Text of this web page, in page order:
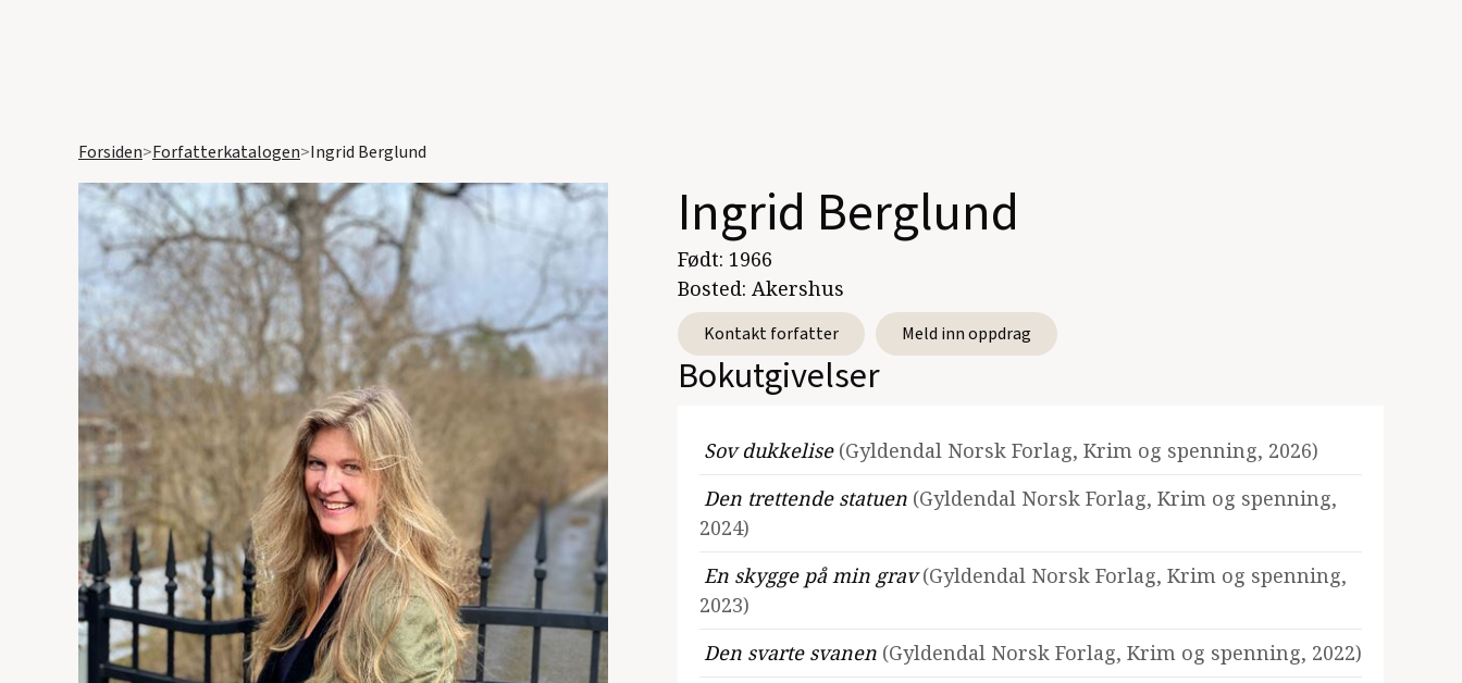
Forsiden>Forfatterkatalogen>Ingrid Berglund
Ingrid Berglund
Født: 1966
Bosted: Akershus
Kontakt forfatter Meld inn oppdrag
Bokutgivelser
Sov dukkelise (Gyldendal Norsk Forlag, Krim og spenning, 2026)
Den trettende statuen (Gyldendal Norsk Forlag, Krim og spenning,
2024)
En skygge på min grav(Gyldendal Norsk Forlag, Krim og spenning,
2023)
Den svarte svanen (Gyldendal Norsk Forlag, Krim og spenning, 2022)